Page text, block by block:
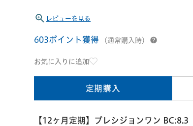
レビューを見る
603ポイント獲得 （通常購入時）
お気に入りに追加
定期購入
【12ヶ月定期】プレシジョンワン